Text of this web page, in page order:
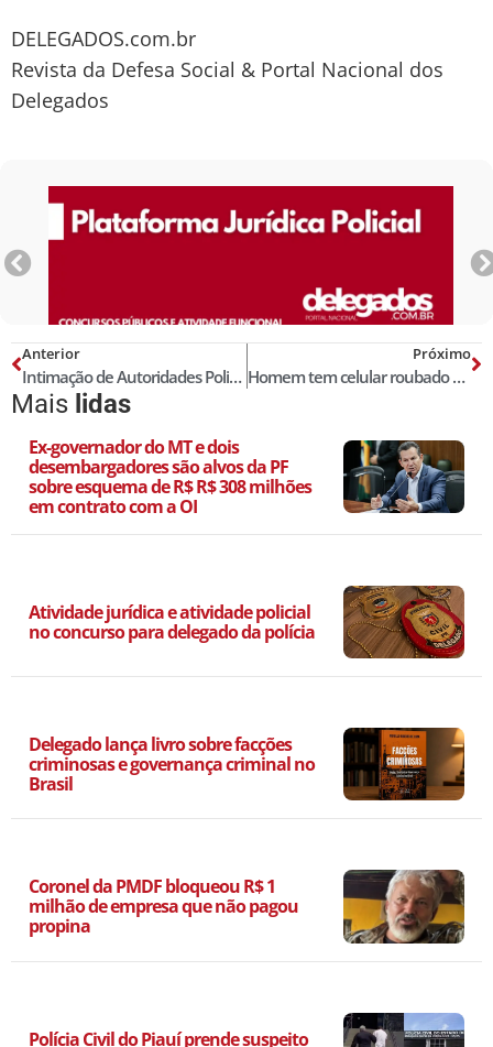
DELEGADOS.com.br
Revista da Defesa Social & Portal Nacional dos
Delegados
Anterior
Intimação de Autoridades Policiais e o devido tratamento protocolar previsto na Lei 12.830
Próximo
Homem tem celular roubado e recebe fotos de nova dona do aparelho
Mais lidas
Ex-governador do MT e dois
desembargadores são alvos da PF
sobre esquema de R$ R$ 308 milhões
em contrato com a OI
Atividade jurídica e atividade policial
no concurso para delegado da polícia
Delegado lança livro sobre facções
criminosas e governança criminal no
Brasil
Coronel da PMDF bloqueou R$ 1
milhão de empresa que não pagou
propina
Polícia Civil do Piauí prende suspeito